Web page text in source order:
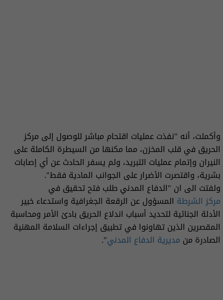
وأكملت، أنه "نفذت عمليات اقتحام مباشر للوصول إلى مركز
الحريق في قلب المخزن، مما مكنها من السيطرة الكاملة على
النيران وإتمام عمليات التبريد، ولم يسفر الحادث عن أي إصابات
بشرية، واقتصرت الأضرار على الجوانب المادية فقط".
ولفتت الى ان "الدفاع المدني طلب فتح تحقيق في
مركز الشرطة المسؤول عن الرقعة الجغرافية واستدعاء خبير
الأدلة الجنائية لتحديد أسباب اندلاع الحريق بادئ الأمر ومحاسبة
المقصرين الذين تهاونوا في تطبيق إجراءات السلامة المهنية
الصادرة من مديرية الدفاع المدني".